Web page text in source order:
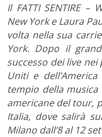
Il FATTI SENTIRE –
New York e Laura
volta nella sua
York. Dopo il
successo dei live
Uniti e
tempio della musica
americane del tour,
Italia, dove salirà
Milano dall’8 al 12